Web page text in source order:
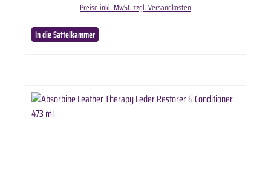
Preise inkl. MwSt. zzgl. Versandkosten
In die Sattelkammer